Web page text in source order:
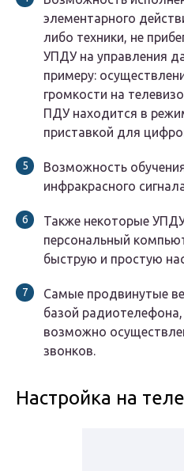
элементарного
либо техники, не
УПДУ на управления
примеру:
громкости на
ПДУ находится в
приставкой для
Возможность
инфракрасного
Также некоторые
персональный
быструю и простую
Самые продвинутые
базой
возможно
звонков.
Настройка на